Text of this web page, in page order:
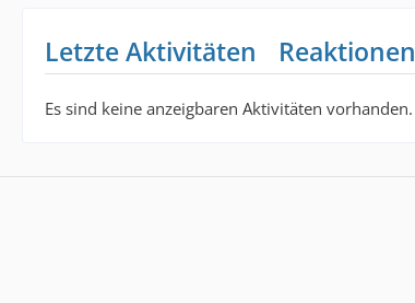
Letzte Aktivitäten Reaktionen
Es sind keine anzeigbaren Aktivitäten vorhanden.